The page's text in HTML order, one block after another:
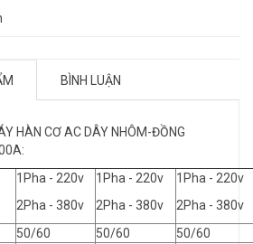
BÌNH LUẬN
HÀN CƠ AC DÂY NHÔM-ĐỒNG
1Pha - 220v
2Pha - 380v
1Pha - 220v
2Pha - 380v
1Pha - 220v
2Pha - 380v
50/60 50/60
50/60